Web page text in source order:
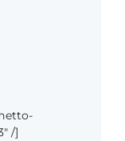
/]